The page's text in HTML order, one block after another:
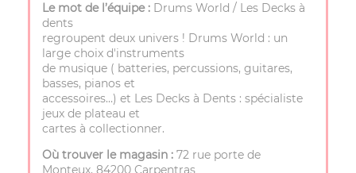
Le mot de l’équipe : Drums World / Les Decks à
dents
regroupent deux univers ! Drums World : un
large choix d'instruments
de musique ( batteries, percussions, guitares,
basses, pianos et
accessoires…) et Les Decks à Dents : spécialiste
jeux de plateau et
cartes à collectionner.
Où trouver le magasin : 72 rue porte de
Monteux, 84200 Carpentras